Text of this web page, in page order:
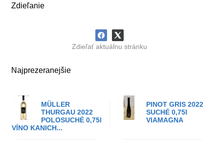
Zdieľanie
Zdieľať aktuálnu stránku
Najprezeranejšie
MÜLLER
THURGAU 2022
POLOSUCHÉ 0,75l
VÍNO KANICH...
PINOT GRIS 2022
SUCHÉ 0,75l
VIAMAGNA